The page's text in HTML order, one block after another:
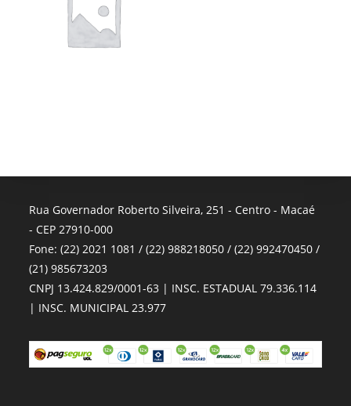
Rua Governador Roberto Silveira, 251 - Centro - Macaé
- CEP 27910-000
Fone: (22) 2021 1081 / (22) 988218050 / (22) 992470450 /
(21) 985673203
CNPJ 13.424.829/0001-63 | INSC. ESTADUAL 79.336.114
| INSC. MUNICIPAL 23.977